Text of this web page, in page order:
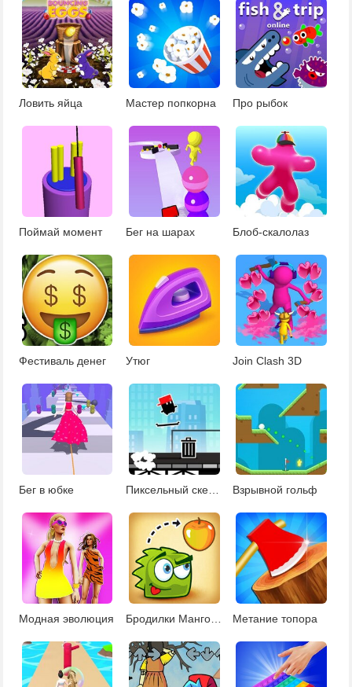
Ловить яйца Мастер попкорна Про рыбок
Поймай момент Бег на шарах Блоб-скалолаз
Фестиваль денег Утюг Join Clash 3D
Бег в юбке Пиксельный скейтер Взрывной гольф
Модная эволюция Бродилки Манго Мания Метание топора